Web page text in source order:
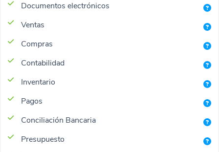
Documentos electrónicos
Ventas
Compras
Contabilidad
Inventario
Pagos
Conciliación Bancaria
Presupuesto